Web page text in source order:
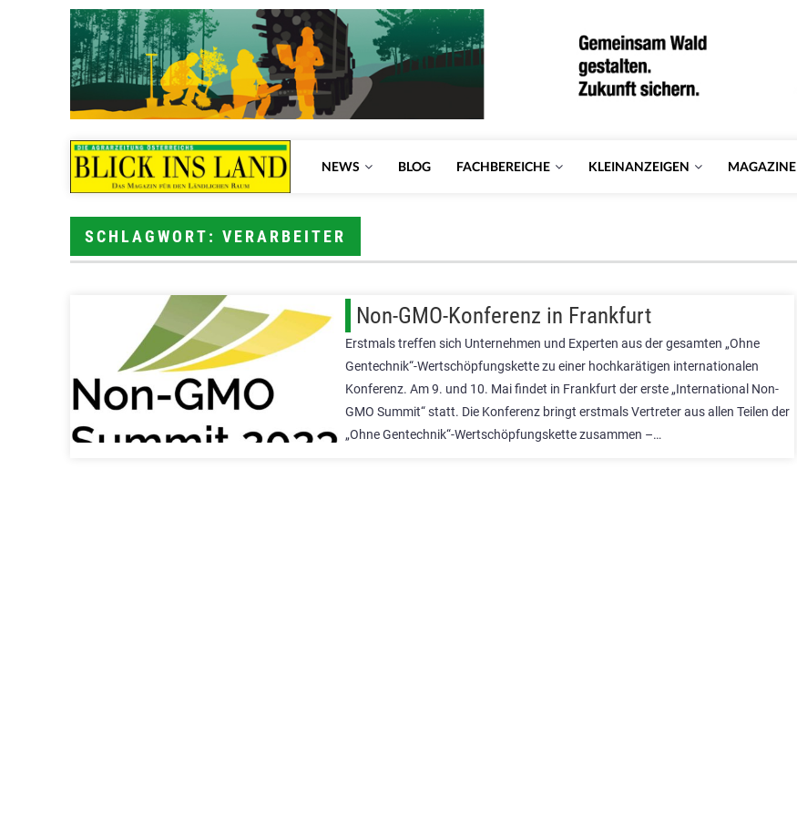
NEWS BLOG FACHBEREICHE KLEINANZEIGEN MAGAZINE
SCHLAGWORT: VERARBEITER
Non-GMO-Konferenz in Frankfurt
Erstmals treffen sich Unternehmen und Experten aus der gesamten „Ohne
Gentechnik“-Wertschöpfungskette zu einer hochkarätigen internationalen
Konferenz. Am 9. und 10. Mai findet in Frankfurt der erste „International Non-
GMO Summit“ statt. Die Konferenz bringt erstmals Vertreter aus allen Teilen der
„Ohne Gentechnik“-Wertschöpfungskette zusammen –…